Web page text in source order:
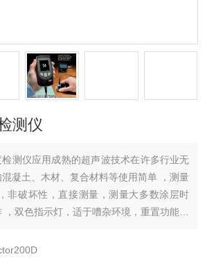
测仪
测仪应用成熟的超声波技术在许多行业无
凝土、木材、复合材料等使用简单 ，测量
非破坏性，直接测量，测量大多数涂层时
双色指示灯，适于嘈杂环境，重置功能可
适用于恶劣环境，防震保护橡胶皮套，带皮